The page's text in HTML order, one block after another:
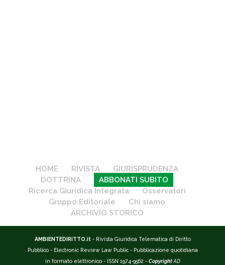
HOME RIVISTA
GIURISPRUDENZA
DOTTRINA
ABBONATI SUBITO
Ricerca Giuridica Integrata
Osservatori
Gruppo Editoriale
Chi siamo
ARCHIVIO STORICO
AMBIENTEDIRITTO.it - Rivista Giuridica Telematica di Diritto
Pubblico - Electronic Review Law Public - Pubblicazione quotidiana
in formato elettronico - ISSN 1974-9562 - Copyright AD